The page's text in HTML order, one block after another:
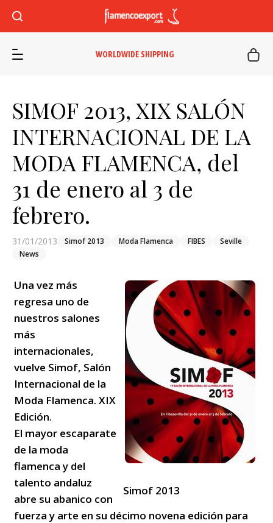
WORLDWIDE SHIPPING
SIMOF 2013, XIX SALÓN
INTERNACIONAL DE LA
MODA FLAMENCA, del
31 de enero al 3 de
febrero.
31/01/2013 Simof 2013 Moda Flamenca FIBES
Seville
News
Simof 2013
Una vez más
regresa uno de
nuestros salones
más
internacionales,
vuelve Simof, Salón
Internacional de la
Moda Flamenca. XIX
Edición.
El mayor escaparate
de la moda
flamenca y del
talento andaluz
abre su abanico con
fuerza y arte en su décimo novena edición para